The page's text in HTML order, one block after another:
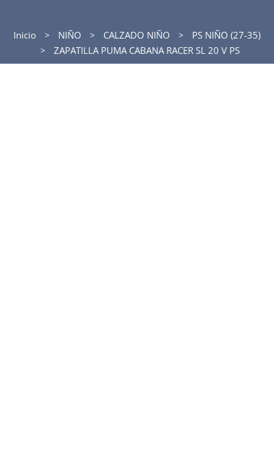
Inicio NIÑO CALZADO NIÑO
PS NIÑO (27-35)
ZAPATILLA PUMA CABANA RACER SL 20 V PS